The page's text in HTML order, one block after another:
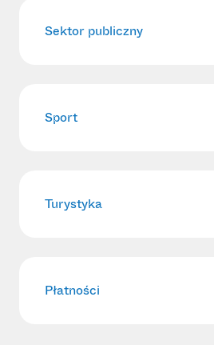
Sektor publiczny
Sport
Turystyka
Płatności